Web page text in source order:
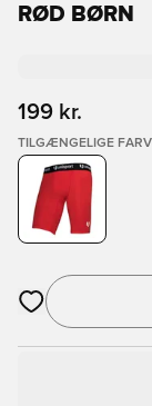
RØD BØRN
199 kr.
TILGÆNGELIGE
Åbner en Modal